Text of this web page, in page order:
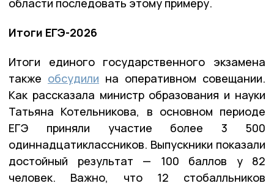
области последовать этому примеру.
Итоги ЕГЭ-2026
Итоги единого государственного экзамена
также обсудили на оперативном совещании.
Как рассказала министр образования и науки
Татьяна Котельникова, в основном периоде
ЕГЭ приняли участие более 3 500
одиннадцатиклассников. Выпускники показали
достойный результат — 100 баллов у 82
человек. Важно, что 12 стобалльников